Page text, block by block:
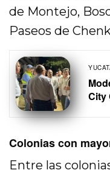
de Montejo,
Paseos de
City
Colonias con
Entre las